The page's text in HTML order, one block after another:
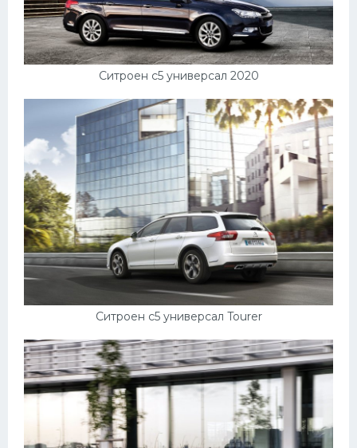
Ситроен с5 универсал 2020
Ситроен с5 универсал Tourer